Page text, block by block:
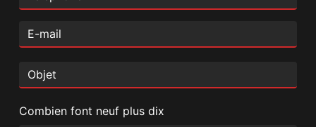
Combien font neuf plus dix